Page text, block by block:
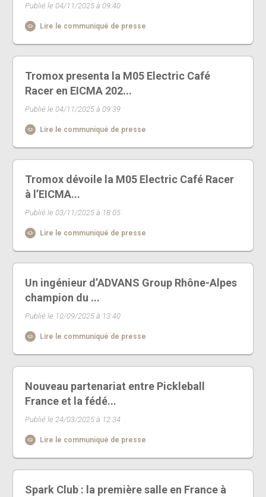
Publié le 04/11/2025 à 09:40
Lire le communiqué de presse
Tromox presenta la M05 Electric Café
Racer en EICMA 202...
Publié le 04/11/2025 à 09:39
Lire le communiqué de presse
Tromox dévoile la M05 Electric Café Racer
à l’EICMA...
Publié le 03/11/2025 à 18:05
Lire le communiqué de presse
Un ingénieur d’ADVANS Group Rhône-Alpes
champion du ...
Publié le 10/09/2025 à 13:40
Lire le communiqué de presse
Nouveau partenariat entre Pickleball
France et la fédé...
Publié le 24/03/2025 à 12:34
Lire le communiqué de presse
Spark Club : la première salle en France à